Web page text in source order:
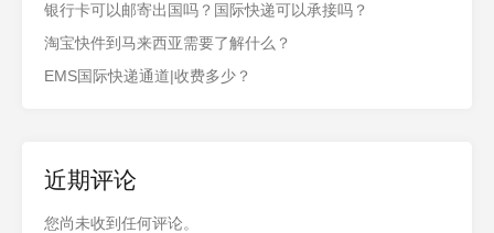
银行卡可以邮寄出国吗？国际快递可以承接吗？
淘宝快件到马来西亚需要了解什么？
EMS国际快递通道|收费多少？
近期评论
您尚未收到任何评论。